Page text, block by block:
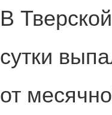
В
сутки
от